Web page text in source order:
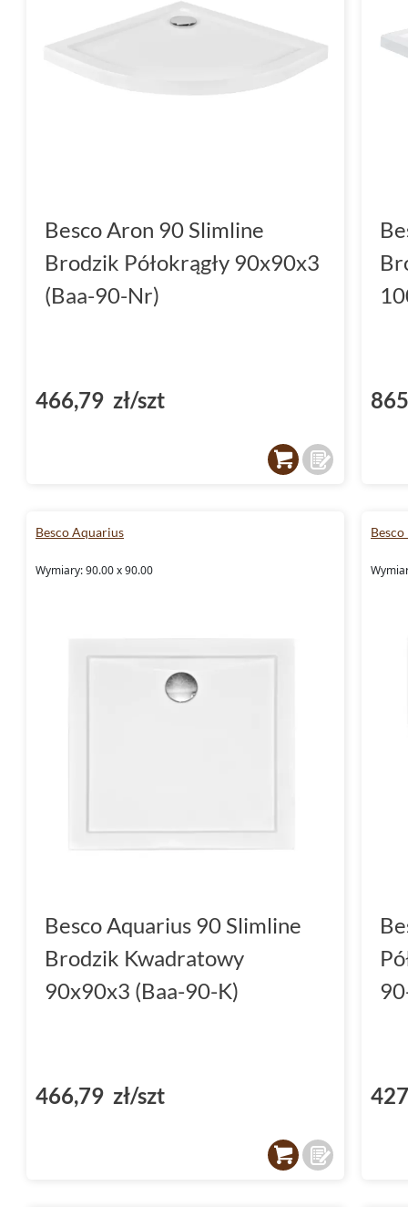
Besco Aron 90 Slimline
Brodzik Półokrągły 90x90x3
(Baa-90-Nr)
466,79 zł/szt
Besco Aquarius
Wymiary: 90.00 x 90.00
Besco Aquarius 90 Slimline
Brodzik Kwadratowy
90x90x3 (Baa-90-K)
466,79 zł/szt